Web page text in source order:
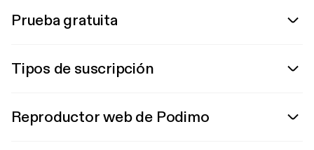
Prueba gratuita
Tipos de suscripción
Reproductor web de Podimo